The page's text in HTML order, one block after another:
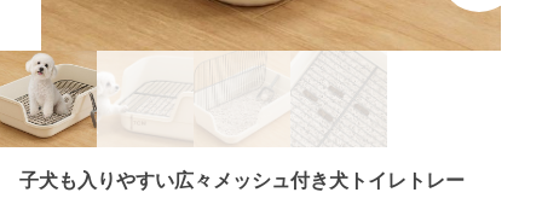
子犬も入りやすい広々メッシュ付き犬トイレトレー